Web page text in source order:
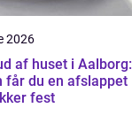
2026
af huset i Aalborg:
får du en afslappet
fest